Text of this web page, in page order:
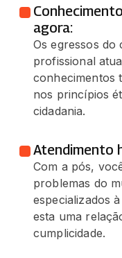
agora:
Os egressos
profissional
conhecimentos
nos princípios
cidadania.
Atendimento
Com a pós,
problemas do
especializados
esta uma
cumplicidade.